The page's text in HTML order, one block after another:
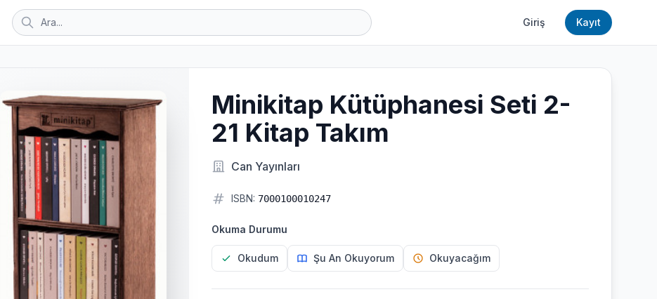
Giriş Kayıt
Minikitap Kütüphanesi Seti 2-
21 Kitap Takım
Can Yayınları
ISBN: 7000100010247
Okuma Durumu
Okudum Şu An Okuyorum Okuyacağım